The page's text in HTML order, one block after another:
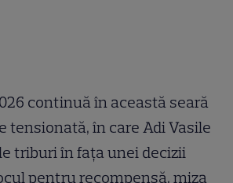
continuă în această seară
tensionată, în care Adi Vasile
triburi în fața unei decizii
pentru recompensă, miza